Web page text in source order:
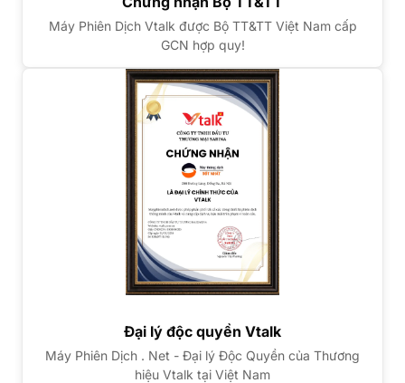
Máy Phiên Dịch Vtalk được Bộ TT&TT Việt Nam cấp
GCN hợp quy!
Đại lý độc quyền Vtalk
Máy Phiên Dịch . Net - Đại lý Độc Quyền của Thương
hiệu Vtalk tại Việt Nam